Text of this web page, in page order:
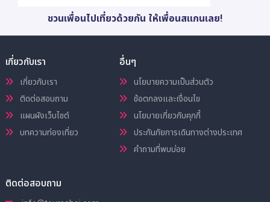
ชวนเพื่อนไปเที่ยวด้วยกัน ให้เพื่อนสแกนเลย!
เกี่ยวกับเรา
เกี่ยวกับเรา
ติดต่อสอบถาม
แผนผังเว็บไซต์
บทความท่องเที่ยว
อื่นๆ
นโยบายความเป็นส่วนตัว
ข้อตกลงและเงื่อนไข
นโยบายเกี่ยวกับคุกกี้
ประกันภัยการเดินทางต่างประเทศ
คำถามที่พบบ่อย
ติดต่อสอบถาม